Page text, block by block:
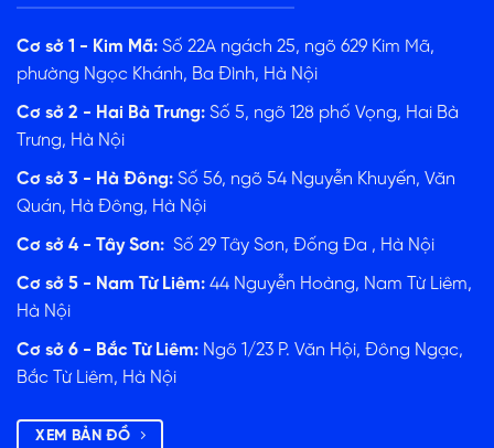
Cơ sở 1 - Kim Mã: Số 22A ngách 25, ngõ 629 Kim Mã,
phường Ngọc Khánh, Ba Đình, Hà Nội
Cơ sở 2 - Hai Bà Trưng: Số 5, ngõ 128 phố Vọng, Hai Bà
Trưng, Hà Nội
Cơ sở 3 - Hà Đông: Số 56, ngõ 54 Nguyễn Khuyến, Văn
Quán, Hà Đông, Hà Nội
Cơ sở 4 - Tây Sơn: Số 29 Tây Sơn, Đống Đa , Hà Nội
Cơ sở 5 - Nam Từ Liêm: 44 Nguyễn Hoàng, Nam Từ Liêm,
Hà Nội
Cơ sở 6 - Bắc Từ Liêm: Ngõ 1/23 P. Văn Hội, Đông Ngạc,
Bắc Từ Liêm, Hà Nội
XEM BẢN ĐỒ
ĐĂNG KÝ TƯ VẤN